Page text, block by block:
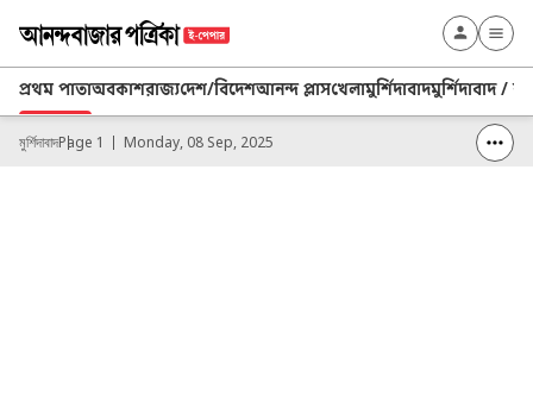
প্রথম পাতাঅবকাশরাজ্যদেশ/বিদেশআনন্দ প্লাসখেলামুর্শিদাবাদমুর্শিদাবাদ /
মুর্শিদাবাদPage 1 Monday, 08 Sep, 2025